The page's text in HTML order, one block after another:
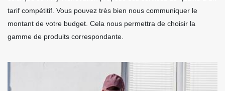
tarif compétitif. Vous pouvez très bien nous communiquer le
montant de votre budget. Cela nous permettra de choisir la
gamme de produits correspondante.